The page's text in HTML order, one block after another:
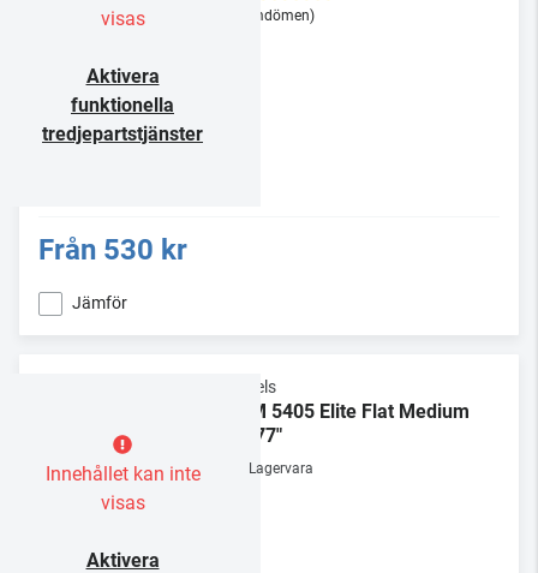
visas
Aktivera
funktionella
tredjepartstjänster
(3 omdömen)
Från 530 kr
Jämför
Innehållet kan inte
visas
Aktivera
Vogels
TVM 5405 Elite Flat Medium
32-77"
Lagervara